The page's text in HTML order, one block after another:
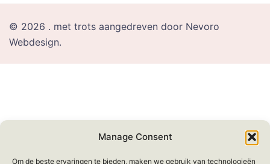
Manage Consent
Om de beste ervaringen te bieden, maken we gebruik van technologieën
© 2026 . met trots aangedreven door Nevoro
Webdesign.